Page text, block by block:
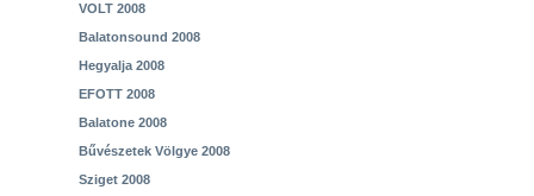
VOLT 2008
Balatonsound 2008
Hegyalja 2008
EFOTT 2008
Balatone 2008
Bűvészetek Völgye 2008
Sziget 2008